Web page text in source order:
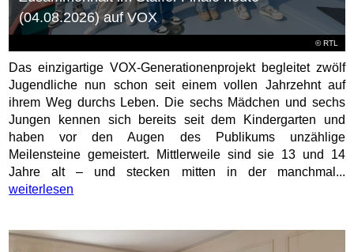
©RTL
(04.08.2026) auf VOX
Das einzigartige VOX-Generationenprojekt begleitet zwölf
Jugendliche nun schon seit einem vollen Jahrzehnt auf
ihrem Weg durchs Leben. Die sechs Mädchen und sechs
Jungen kennen sich bereits seit dem Kindergarten und
haben vor den Augen des Publikums unzählige
Meilensteine gemeistert. Mittlerweile sind sie 13 und 14
Jahre alt – und stecken mitten in der manchmal...
weiterlesen